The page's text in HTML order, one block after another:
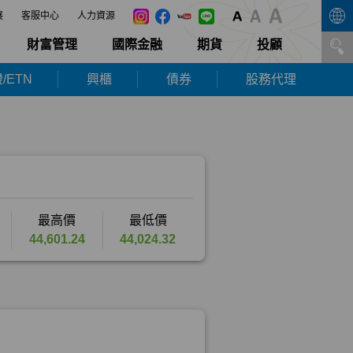
客服中心 人力資源
財富管理 國際金融 期貨 投顧
ETN 興櫃 債券 股務代理